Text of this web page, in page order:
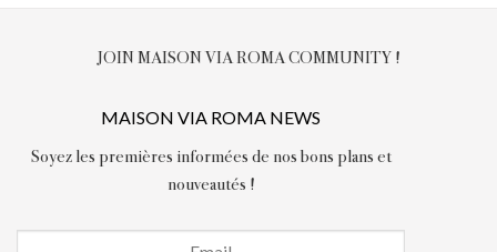
JOIN MAISON VIA ROMA COMMUNITY !
MAISON VIA ROMA NEWS
Soyez les premières informées de nos bons plans et
nouveautés !